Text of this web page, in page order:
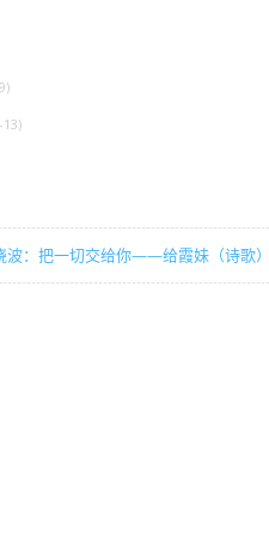
13)
波：把一切交给你——给霞妹（诗歌）